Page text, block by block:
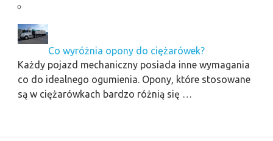
Co wyróżnia opony do ciężarówek?
Każdy pojazd mechaniczny posiada inne wymagania
co do idealnego ogumienia. Opony, które stosowane
są w ciężarówkach bardzo różnią się …